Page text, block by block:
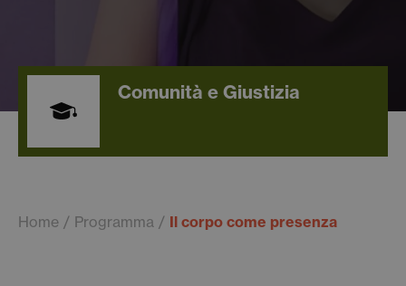
Comunità e Giustizia
Home Programma Il corpo come presenza